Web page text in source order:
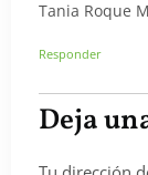
Tania Roque
Responder
Deja